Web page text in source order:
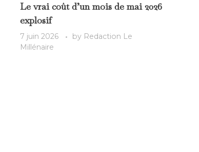
Le vrai coût d’un mois de mai 2026
explosif
7 juin 2026 by Redaction Le
Millénaire